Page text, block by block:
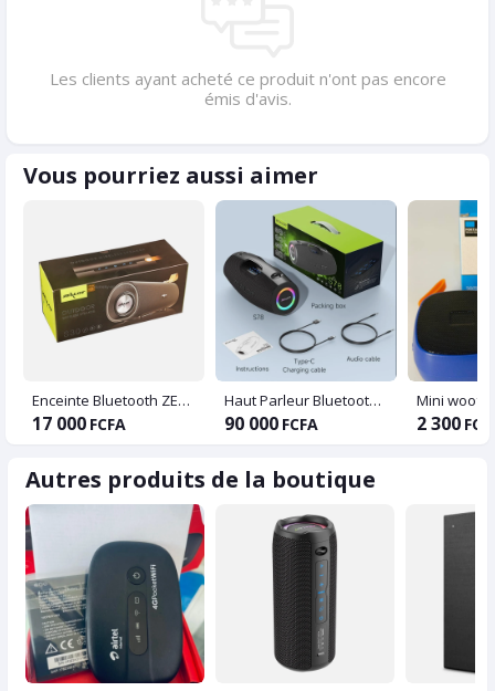
Les clients ayant acheté ce produit n'ont pas encore
émis d'avis.
Vous pourriez aussi aimer
Enceinte Bluetooth ZEALOT S30 Portable Noir
17 000 FCFA
Haut Parleur Bluetooth ZEALOT S78
90 000 FCFA 2 300
Autres produits de la boutique